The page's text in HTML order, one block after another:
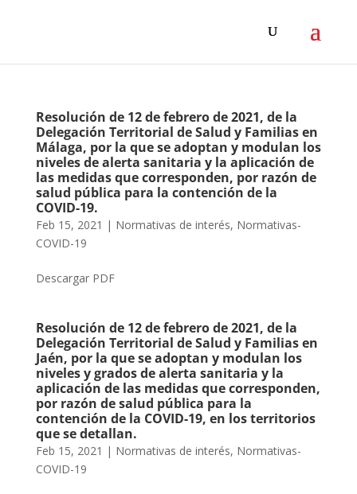
Resolución de 12 de febrero de 2021, de la
Delegación Territorial de Salud y Familias en
Málaga, por la que se adoptan y modulan los
niveles de alerta sanitaria y la aplicación de
las medidas que corresponden, por razón de
salud pública para la contención de la
COVID-19.
Feb 15, 2021 | Normativas de interés, Normativas-
COVID-19
Descargar PDF
Resolución de 12 de febrero de 2021, de la
Delegación Territorial de Salud y Familias en
Jaén, por la que se adoptan y modulan los
niveles y grados de alerta sanitaria y la
aplicación de las medidas que corresponden,
por razón de salud pública para la
contención de la COVID-19, en los territorios
que se detallan.
Feb 15, 2021 | Normativas de interés, Normativas-
COVID-19